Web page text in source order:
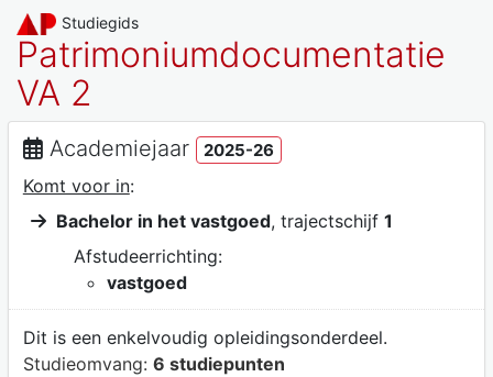
Studiegids
Patrimoniumdocumentatie
VA 2
Academiejaar 2025-26
Komt voor in:
Bachelor in het vastgoed, trajectschijf 1
Afstudeerrichting:
vastgoed
Dit is een enkelvoudig opleidingsonderdeel.
Studieomvang: 6 studiepunten